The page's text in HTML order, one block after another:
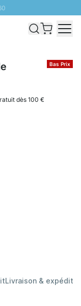
dès 100€
remise
Bas Prix
dès 100 €
Livraison &